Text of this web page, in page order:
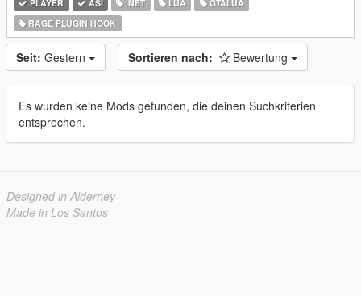
PLAYER ASI .NET LUA
GTALUA
RAGE PLUGIN HOOK
Seit: Gestern Sortieren nach: Bewertung
Es wurden keine Mods gefunden, die deinen Suchkriterien
entsprechen.
Designed in Alderney
Made in Los Santos